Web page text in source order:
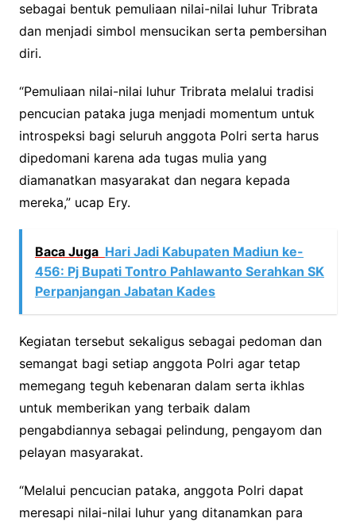
sebagai bentuk pemuliaan nilai-nilai luhur Tribrata
dan menjadi simbol mensucikan serta pembersihan
diri.
“Pemuliaan nilai-nilai luhur Tribrata melalui tradisi
pencucian pataka juga menjadi momentum untuk
introspeksi bagi seluruh anggota Polri serta harus
dipedomani karena ada tugas mulia yang
diamanatkan masyarakat dan negara kepada
mereka,” ucap Ery.
Baca Juga Hari Jadi Kabupaten Madiun ke-
456: Pj Bupati Tontro Pahlawanto Serahkan SK
Perpanjangan Jabatan Kades
Kegiatan tersebut sekaligus sebagai pedoman dan
semangat bagi setiap anggota Polri agar tetap
memegang teguh kebenaran dalam serta ikhlas
untuk memberikan yang terbaik dalam
pengabdiannya sebagai pelindung, pengayom dan
pelayan masyarakat.
“Melalui pencucian pataka, anggota Polri dapat
meresapi nilai-nilai luhur yang ditanamkan para